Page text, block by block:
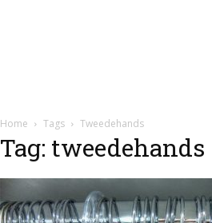
Home Tags Tweedehands
Tag: tweedehands